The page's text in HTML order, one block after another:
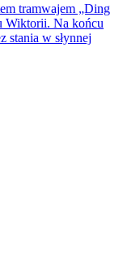
tramwajem „Ding
Wiktorii. Na końcu
stania w słynnej